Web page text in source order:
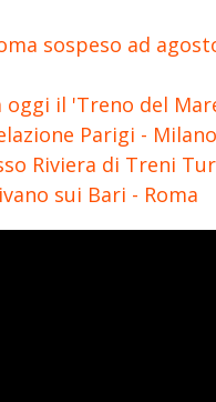
sospeso ad
il 'Treno del
Parigi -
Riviera di Treni
sui Bari - Roma